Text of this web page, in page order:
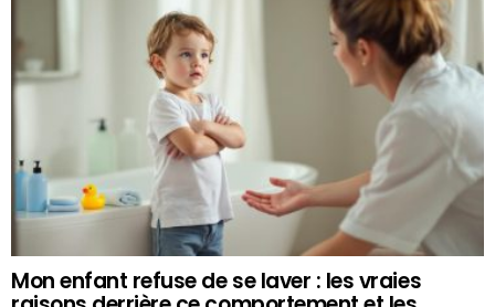
Mon enfant refuse de se laver : les vraies